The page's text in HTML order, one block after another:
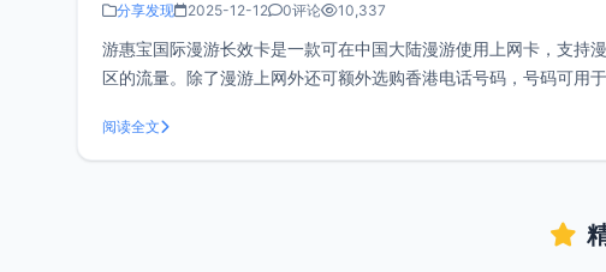
分享发现 2025-12-12 0评论 10,337
游惠宝国际漫游长效卡是一款可在中国大陆漫游使用上网卡，支持
区的流量。除了漫游上网外还可额外选购香港电话号码，号码可用
阅读全文